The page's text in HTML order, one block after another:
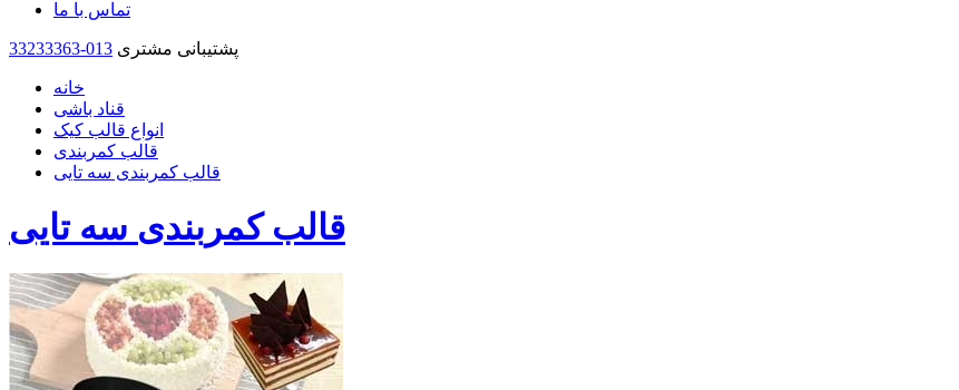
تماس با ما
33233363-013 پشتیبانی مشتری
خانه
قناد باشی
انواع قالب کیک
قالب کمربندی
قالب کمربندی سه تایی
قالب کمربندی سه تایی